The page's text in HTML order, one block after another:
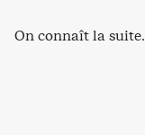
On connaît la suite.